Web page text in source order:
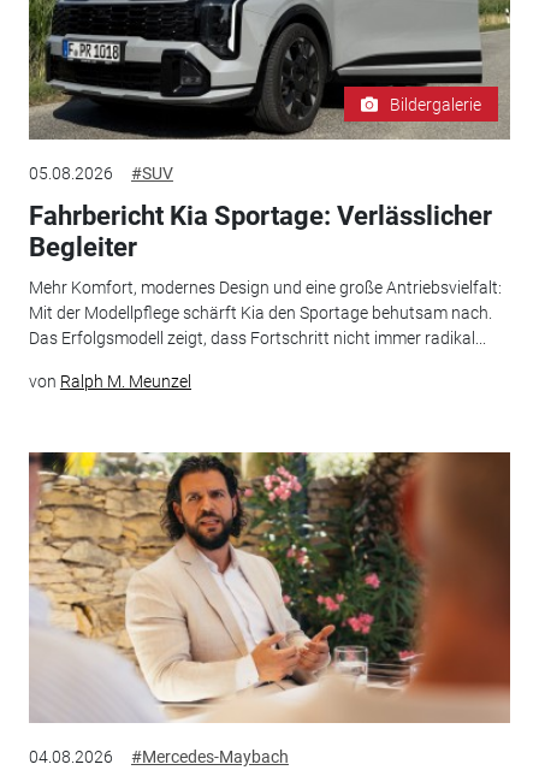
Bildergalerie
05.08.2026 #SUV
Fahrbericht Kia Sportage: Verlässlicher
Begleiter
Mehr Komfort, modernes Design und eine große Antriebsvielfalt:
Mit der Modellpflege schärft Kia den Sportage behutsam nach.
Das Erfolgsmodell zeigt, dass Fortschritt nicht immer radikal...
von Ralph M. Meunzel
04.08.2026 #Mercedes-Maybach